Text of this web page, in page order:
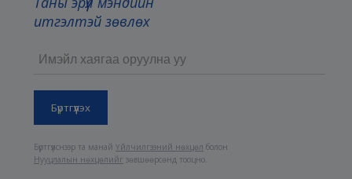
итгэлтэй зөвлөх
Бүртгүүлснээр та манайҮйлчилгээний нөхцөл болон
Нууцлалын нөхцөлийг зөвшөөрсөнд тооцно.